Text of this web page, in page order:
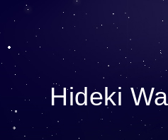
Hideki